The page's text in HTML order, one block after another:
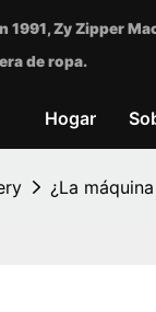
1991, Zy Zipper
de ropa.
Hogar
¿La